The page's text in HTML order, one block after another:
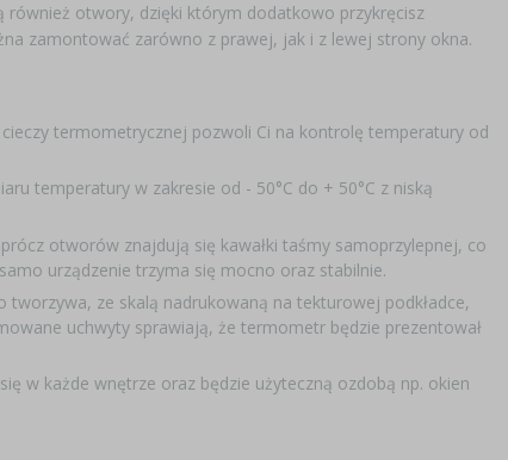
również otwory, dzięki którym dodatkowo przykręcisz
zamontować zarówno z prawej, jak i z lewej strony okna.
termometrycznej pozwoli Ci na kontrolę temperatury od
temperatury w zakresie od - 50°C do + 50°C z niską
otworów znajdują się kawałki taśmy samoprzylepnej, co
urządzenie trzyma się mocno oraz stabilnie.
ze skalą nadrukowaną na tekturowej podkładce,
uchwyty sprawiają, że termometr będzie prezentował
w każde wnętrze oraz będzie użyteczną ozdobą np. okien